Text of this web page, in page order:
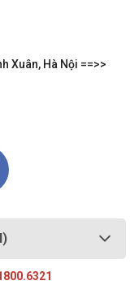
Xuân, Hà Nội ==>>